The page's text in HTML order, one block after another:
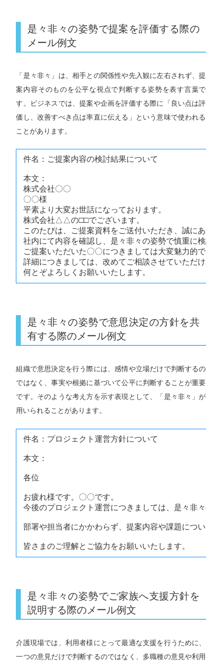
是々非々の姿勢で提案を評価する際の
メール例文
「是々非々」は、相手との関係性や先入観に左右されず、提
案内容そのものを公平な視点で判断する姿勢を表す言葉で
す。ビジネスでは、提案や企画を評価する際に「良い点は評
価し、改善すべき点は率直に伝える」という意味で使われる
ことがあります。
件名：ご提案内容の検討結果について
本文：
株式会社〇〇
〇〇様
平素より大変お世話になっております。
株式会社△△の□□でございます。
このたびは、ご提案資料をご送付いただき、誠にあり
社内にて内容を確認し、是々非々の姿勢で慎重に検討
ご提案いただいた〇〇につきましては大変魅力的であ
詳細につきましては、改めてご相談させていただけれ
何とぞよろしくお願いいたします。
是々非々の姿勢で意思決定の方針を共
有する際のメール例文
組織で意思決定を行う際には、感情や立場だけで判断するの
ではなく、事実や根拠に基づいて公平に判断することが重要
です。そのような考え方を示す表現として、「是々非々」が
用いられることがあります。
件名：プロジェクト運営方針について
本文：
各位
お疲れ様です。〇〇です。
今後のプロジェクト運営につきましては、是々非々の
部署や担当者にかかわらず、提案内容や課題について
皆さまのご理解とご協力をお願いいたします。
是々非々の姿勢でご家族へ支援方針を
説明する際のメール例文
介護現場では、利用者様にとって最適な支援を行うために、
一つの意見だけで判断するのではなく、多職種の意見や利用